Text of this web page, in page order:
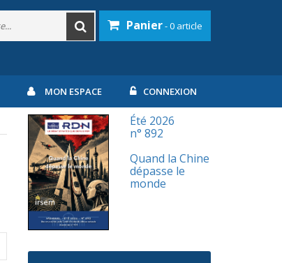
Panier- 0 article
MON ESPACE CONNEXION
Été 2026
n° 892
Quand la Chine
dépasse le
monde